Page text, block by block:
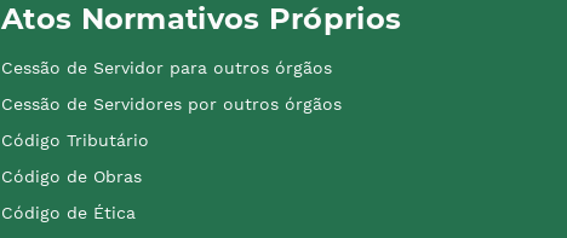
Atos Normativos Próprios
Cessão de Servidor para outros órgãos
Cessão de Servidores por outros órgãos
Código Tributário
Código de Obras
Código de Ética